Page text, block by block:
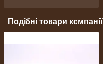
Подібні товари компанії